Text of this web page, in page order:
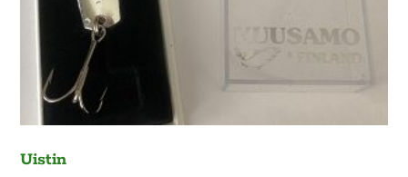
Uistin